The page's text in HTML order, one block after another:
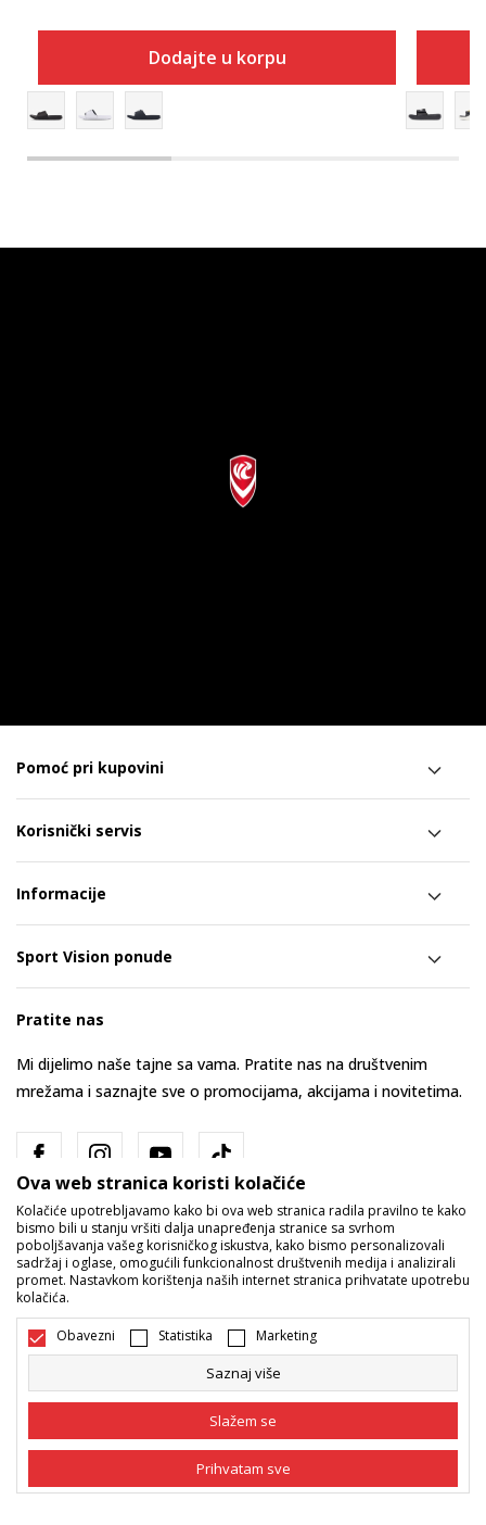
Dodajte u korpu
Pomoć pri kupovini
Korisnički servis
Informacije
Sport Vision ponude
Pratite nas
Mi dijelimo naše tajne sa vama. Pratite nas na društvenim
mrežama i saznajte sve o promocijama, akcijama i novitetima.
Bosna i Hercegovina Promijenite
Nastojimo da budemo što precizniji u opisu proizvoda, prikazu slika i
samih cijena, ali ne možemo garantovati da su sve informacije kompletne
i bez grešaka. Svi artikli prikazani na sajtu su dio naše ponude i ne
Ova web stranica koristi kolačiće
Kolačiće upotrebljavamo kako bi ova web stranica radila pravilno te kako
bismo bili u stanju vršiti dalja unapređenja stranice sa svrhom
poboljšavanja vašeg korisničkog iskustva, kako bismo personalizovali
sadržaj i oglase, omogućili funkcionalnost društvenih medija i analizirali
promet. Nastavkom korištenja naših internet stranica prihvatate upotrebu
kolačića.
Obavezni Statistika Marketing
Saznaj više
Slažem se
Prihvatam sve